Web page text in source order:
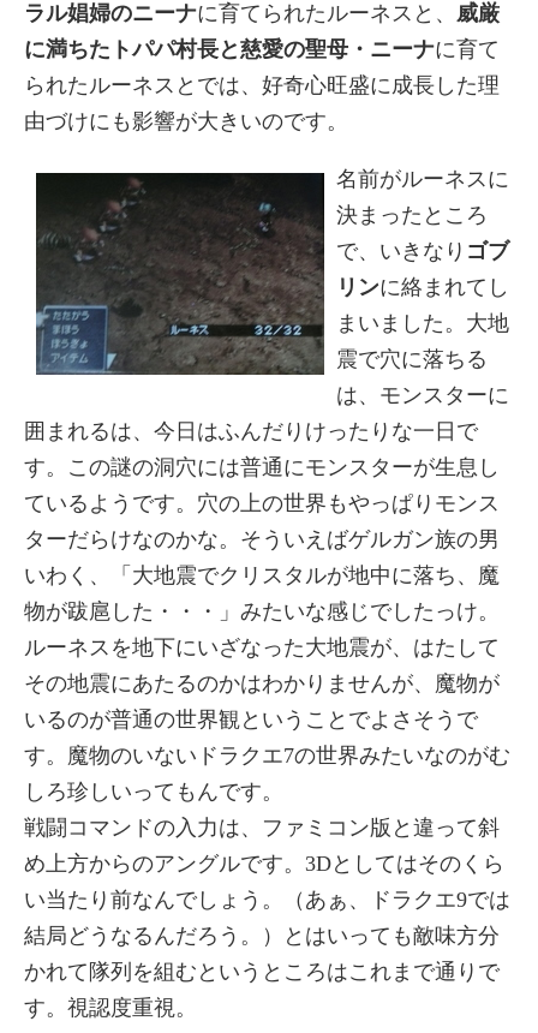
ラル娼婦のニーナに育てられたルーネスと、 威厳
に満ちたトパパ村長と慈愛の聖母・ニーナに育て
られたルーネスとでは、好奇心旺盛に成長した理
由づけにも影響が大きいのです。
名前がルーネスに
決まったところ
で、いきなり ゴブ
リンに絡まれてし
まいました。大地
震で穴に落ちる
は、モンスターに
囲まれるは、今日はふんだりけったりな一日で
す。この謎の洞穴には普通にモンスターが生息し
ているようです。穴の上の世界もやっぱりモンス
ターだらけなのかな。そういえばゲルガン族の男
いわく、「大地震でクリスタルが地中に落ち、魔
物が跋扈した・・・」みたいな感じでしたっけ。
ルーネスを地下にいざなった大地震が、はたして
その地震にあたるのかはわかりませんが、魔物が
いるのが普通の世界観ということでよさそうで
す。魔物のいないドラクエ7の世界みたいなのがむ
しろ珍しいってもんです。
戦闘コマンドの入力は、ファミコン版と違って斜
め上方からのアングルです。3Dとしてはそのくら
い当たり前なんでしょう。（あぁ、ドラクエ9では
結局どうなるんだろう。）とはいっても敵味方分
かれて隊列を組むというところはこれまで通りで
す。視認度重視。